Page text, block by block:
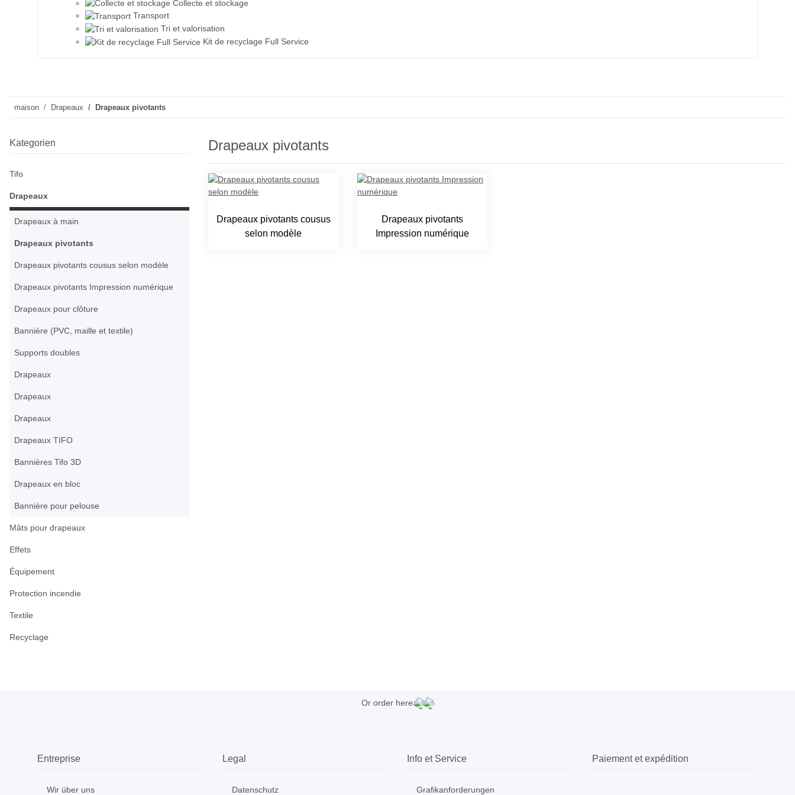
Collecte et stockage
Transport
Tri et valorisation
Kit de recyclage Full Service
maison Drapeaux Drapeaux pivotants
Drapeaux pivotants
Drapeaux pivotants cousus
selon modèle
Drapeaux pivotants
Impression numérique
Kategorien
Tifo
Drapeaux
Drapeaux à main
Drapeaux pivotants
Drapeaux pivotants cousus selon modèle
Drapeaux pivotants Impression numérique
Drapeaux pour clôture
Bannière (PVC, maille et textile)
Supports doubles
Drapeaux
Drapeaux
Drapeaux
Drapeaux TIFO
Bannières Tifo 3D
Drapeaux en bloc
Bannière pour pelouse
Mâts pour drapeaux
Effets
Équipement
Protection incendie
Textile
Recyclage
Or order here:
Entreprise
Wir über uns
Legal
Datenschutz
Info et Service
Grafikanforderungen
Paiement et expédition